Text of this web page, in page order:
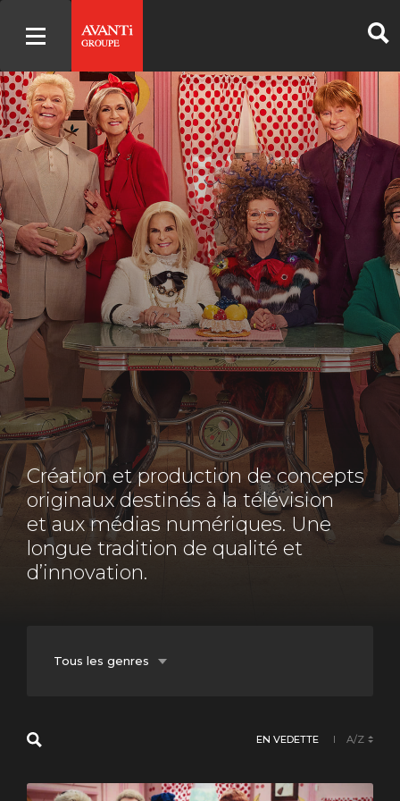
Création et production de concepts
originaux destinés à la télévision
et aux médias numériques. Une
longue tradition de qualité et
d’innovation.
Tous les genres
Fiction
EN VEDETTE A/Z